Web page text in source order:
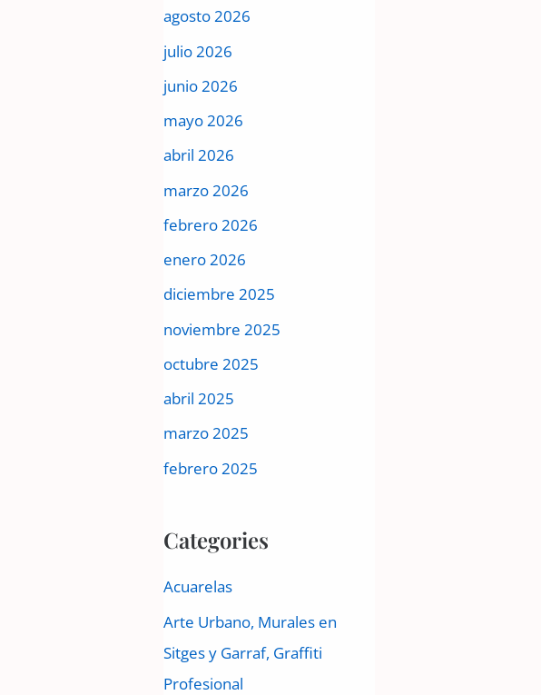
agosto 2026
julio 2026
junio 2026
mayo 2026
abril 2026
marzo 2026
febrero 2026
enero 2026
diciembre 2025
noviembre 2025
octubre 2025
abril 2025
marzo 2025
febrero 2025
Categories
Acuarelas
Arte Urbano, Murales en
Sitges y Garraf, Graffiti
Profesional